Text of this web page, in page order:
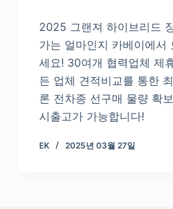
2025 그랜져 하이브리드
가는 얼마인지 카베이에서
세요! 30여개 협력업체 제
든 업체 견적비교를 통한
론 전차종 선구매 물량 확
시출고가 가능합니다!
EK 2025년 03월 27일